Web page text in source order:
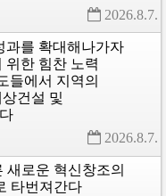
2026.8.7.
과를 확대해나가자
위한 힘찬 노력
들에서 지역의
건설 및
2026.8.7.
새로운 혁신창조의
타번져간다